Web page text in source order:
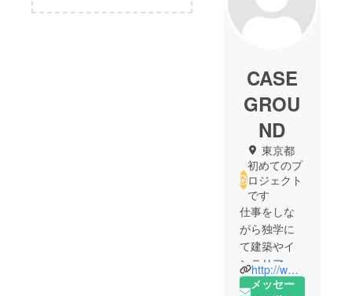
CASE
GROU
ND
東京都
初めてのプ
ロジェクト
です
仕事をしな
がら独学に
て建築やイ
ンテリアデ
ザインを学
http://www.caseground.com/
メッセー